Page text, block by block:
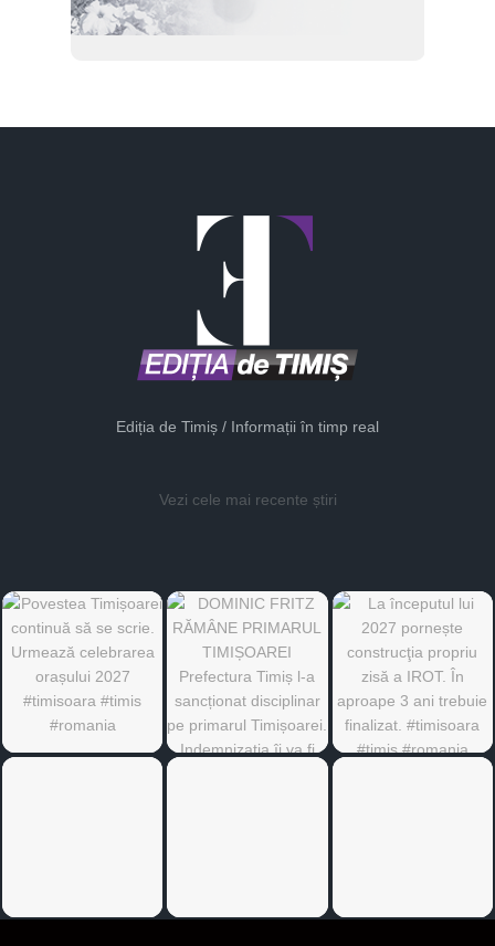
Ediția de Timiș / Informații în timp real
Vezi cele mai recente știri